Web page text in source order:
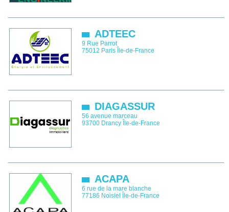
ADTEEC
9 Rue Parrot
75012 Paris Île-de-France
DIAGASSUR
56 avenue marceau
93700 Drancy Île-de-France
ACAPA
6 rue de la mare blanche
77186 Noisiel Île-de-France